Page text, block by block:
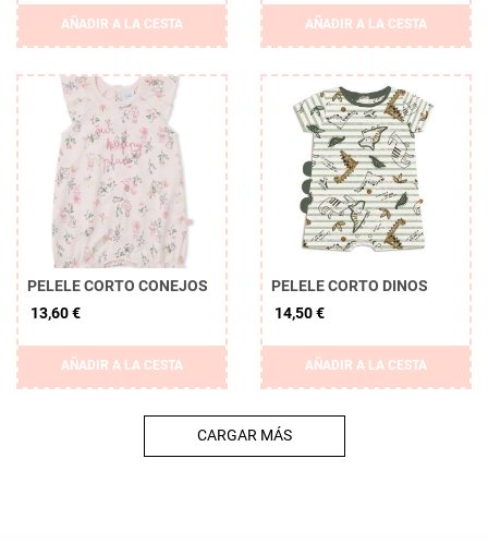
AÑADIR A LA CESTA AÑADIR A LA CESTA
PELELE CORTO CONEJOS
13,60 €
AÑADIR A LA CESTA
PELELE CORTO DINOS
14,50 €
AÑADIR A LA CESTA
CARGAR MÁS